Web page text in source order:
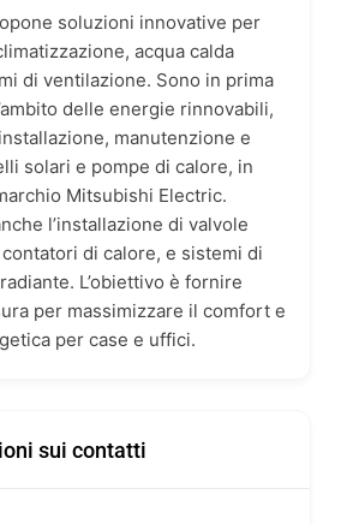
soluzioni innovative per
acqua calda
di ventilazione. Sono in prima
delle energie rinnovabili,
manutenzione e
solari e pompe di calore, in
Mitsubishi Electric.
l’installazione di valvole
di calore, e sistemi di
L’obiettivo è fornire
per massimizzare il comfort e
per case e uffici.
sui contatti